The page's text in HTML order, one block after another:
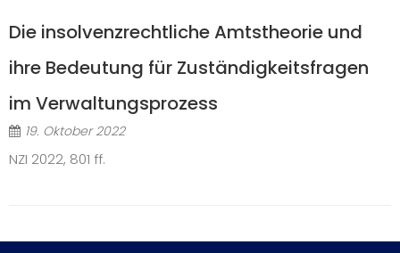
Die insolvenzrechtliche Amtstheorie und
ihre Bedeutung für Zuständigkeitsfragen
im Verwaltungsprozess
19. Oktober 2022
NZI 2022, 801 ff.